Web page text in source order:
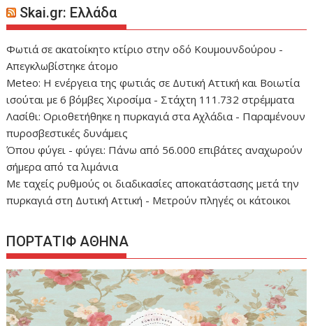
Skai.gr: Ελλάδα
Φωτιά σε ακατοίκητο κτίριο στην οδό Κουμουνδούρου -
Απεγκλωβίστηκε άτομο
Meteo: Η ενέργεια της φωτιάς σε Δυτική Αττική και Βοιωτία
ισούται με 6 βόμβες Χιροσίμα - Στάχτη 111.732 στρέμματα
Λασίθι: Οριοθετήθηκε η πυρκαγιά στα Αχλάδια - Παραμένουν
πυροσβεστικές δυνάμεις
Όπου φύγει - φύγει: Πάνω από 56.000 επιβάτες αναχωρούν
σήμερα από τα λιμάνια
Με ταχείς ρυθμούς οι διαδικασίες αποκατάστασης μετά την
πυρκαγιά στη Δυτική Αττική - Μετρούν πληγές οι κάτοικοι
ΠΟΡΤΑΤΙΦ ΑΘΗΝΑ